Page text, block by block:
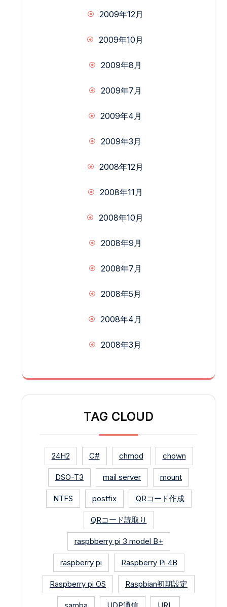
2009年12月
2009年10月
2009年8月
2009年7月
2009年4月
2009年3月
2008年12月
2008年11月
2008年10月
2008年9月
2008年7月
2008年5月
2008年4月
2008年3月
TAG CLOUD
24H2 C# chmod chown
DSO-T3 mail server mount
NTFS postfix QRコード作成
QRコード読取り
raspbberry pi 3 model B+
raspberry pi Raspberry Pi 4B
Raspberry pi OS Raspbian初期設定
samba UDP通信 URL